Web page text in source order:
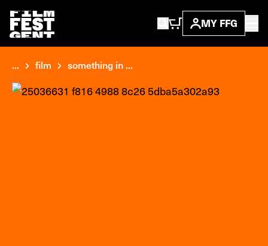
MY FFG
... film something in ...